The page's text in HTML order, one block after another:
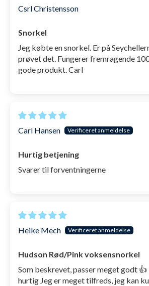
Csrl Christensson
Snorkel
Jeg købte en snorkel. Er på
prøvet det. Fungerer fremragende
gode produkt. Carl
Carl Hansen
Hurtig betjening
Svarer til forventningerne
Heike Mech
Hudson Rød/Pink voksensnorkel
Som beskrevet, passer meget godt
hurtig Jeg er meget tilfreds, jeg kan